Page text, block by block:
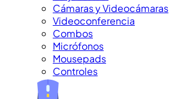
Cámaras y Videocámaras
Videoconferencia
Combos
Micrófonos
Mousepads
Controles